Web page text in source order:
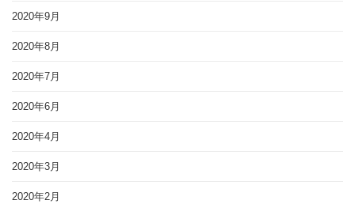
2020年9月
2020年8月
2020年7月
2020年6月
2020年4月
2020年3月
2020年2月